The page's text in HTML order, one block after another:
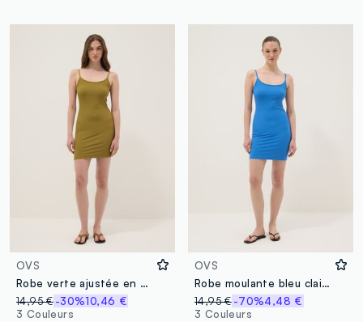
OVS
Robe verte ajustée en modal stretch côtelé à bretelles
14,95 €-30%10,46 €
3 Couleurs
OVS
Robe moulante bleu clair en modal stretch côtelé à bretelles
14,95 € -70%4,48 €
3 Couleurs